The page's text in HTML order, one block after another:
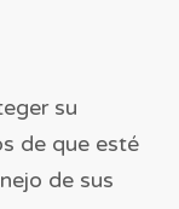
su
de que esté
de sus